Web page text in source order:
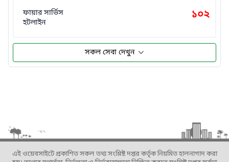
ফায়ার সার্ভিস
হটলাইন
১০২
সকল সেবা দেখুন
এই ওয়েবসাইটে প্রকাশিত সকল তথ্য সংশ্লিষ্ট দপ্তর কর্তৃক নিয়মিত হালনাগাদ করা